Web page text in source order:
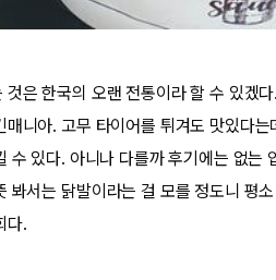
은 한국의 오랜 전통이라 할 수 있겠
니아. 고무 타이어를 튀겨도 맛있다
수 있다. 아니나 다를까 후기에는 없는
봐서는 닭발이라는 걸 모를 정도니 평
다.